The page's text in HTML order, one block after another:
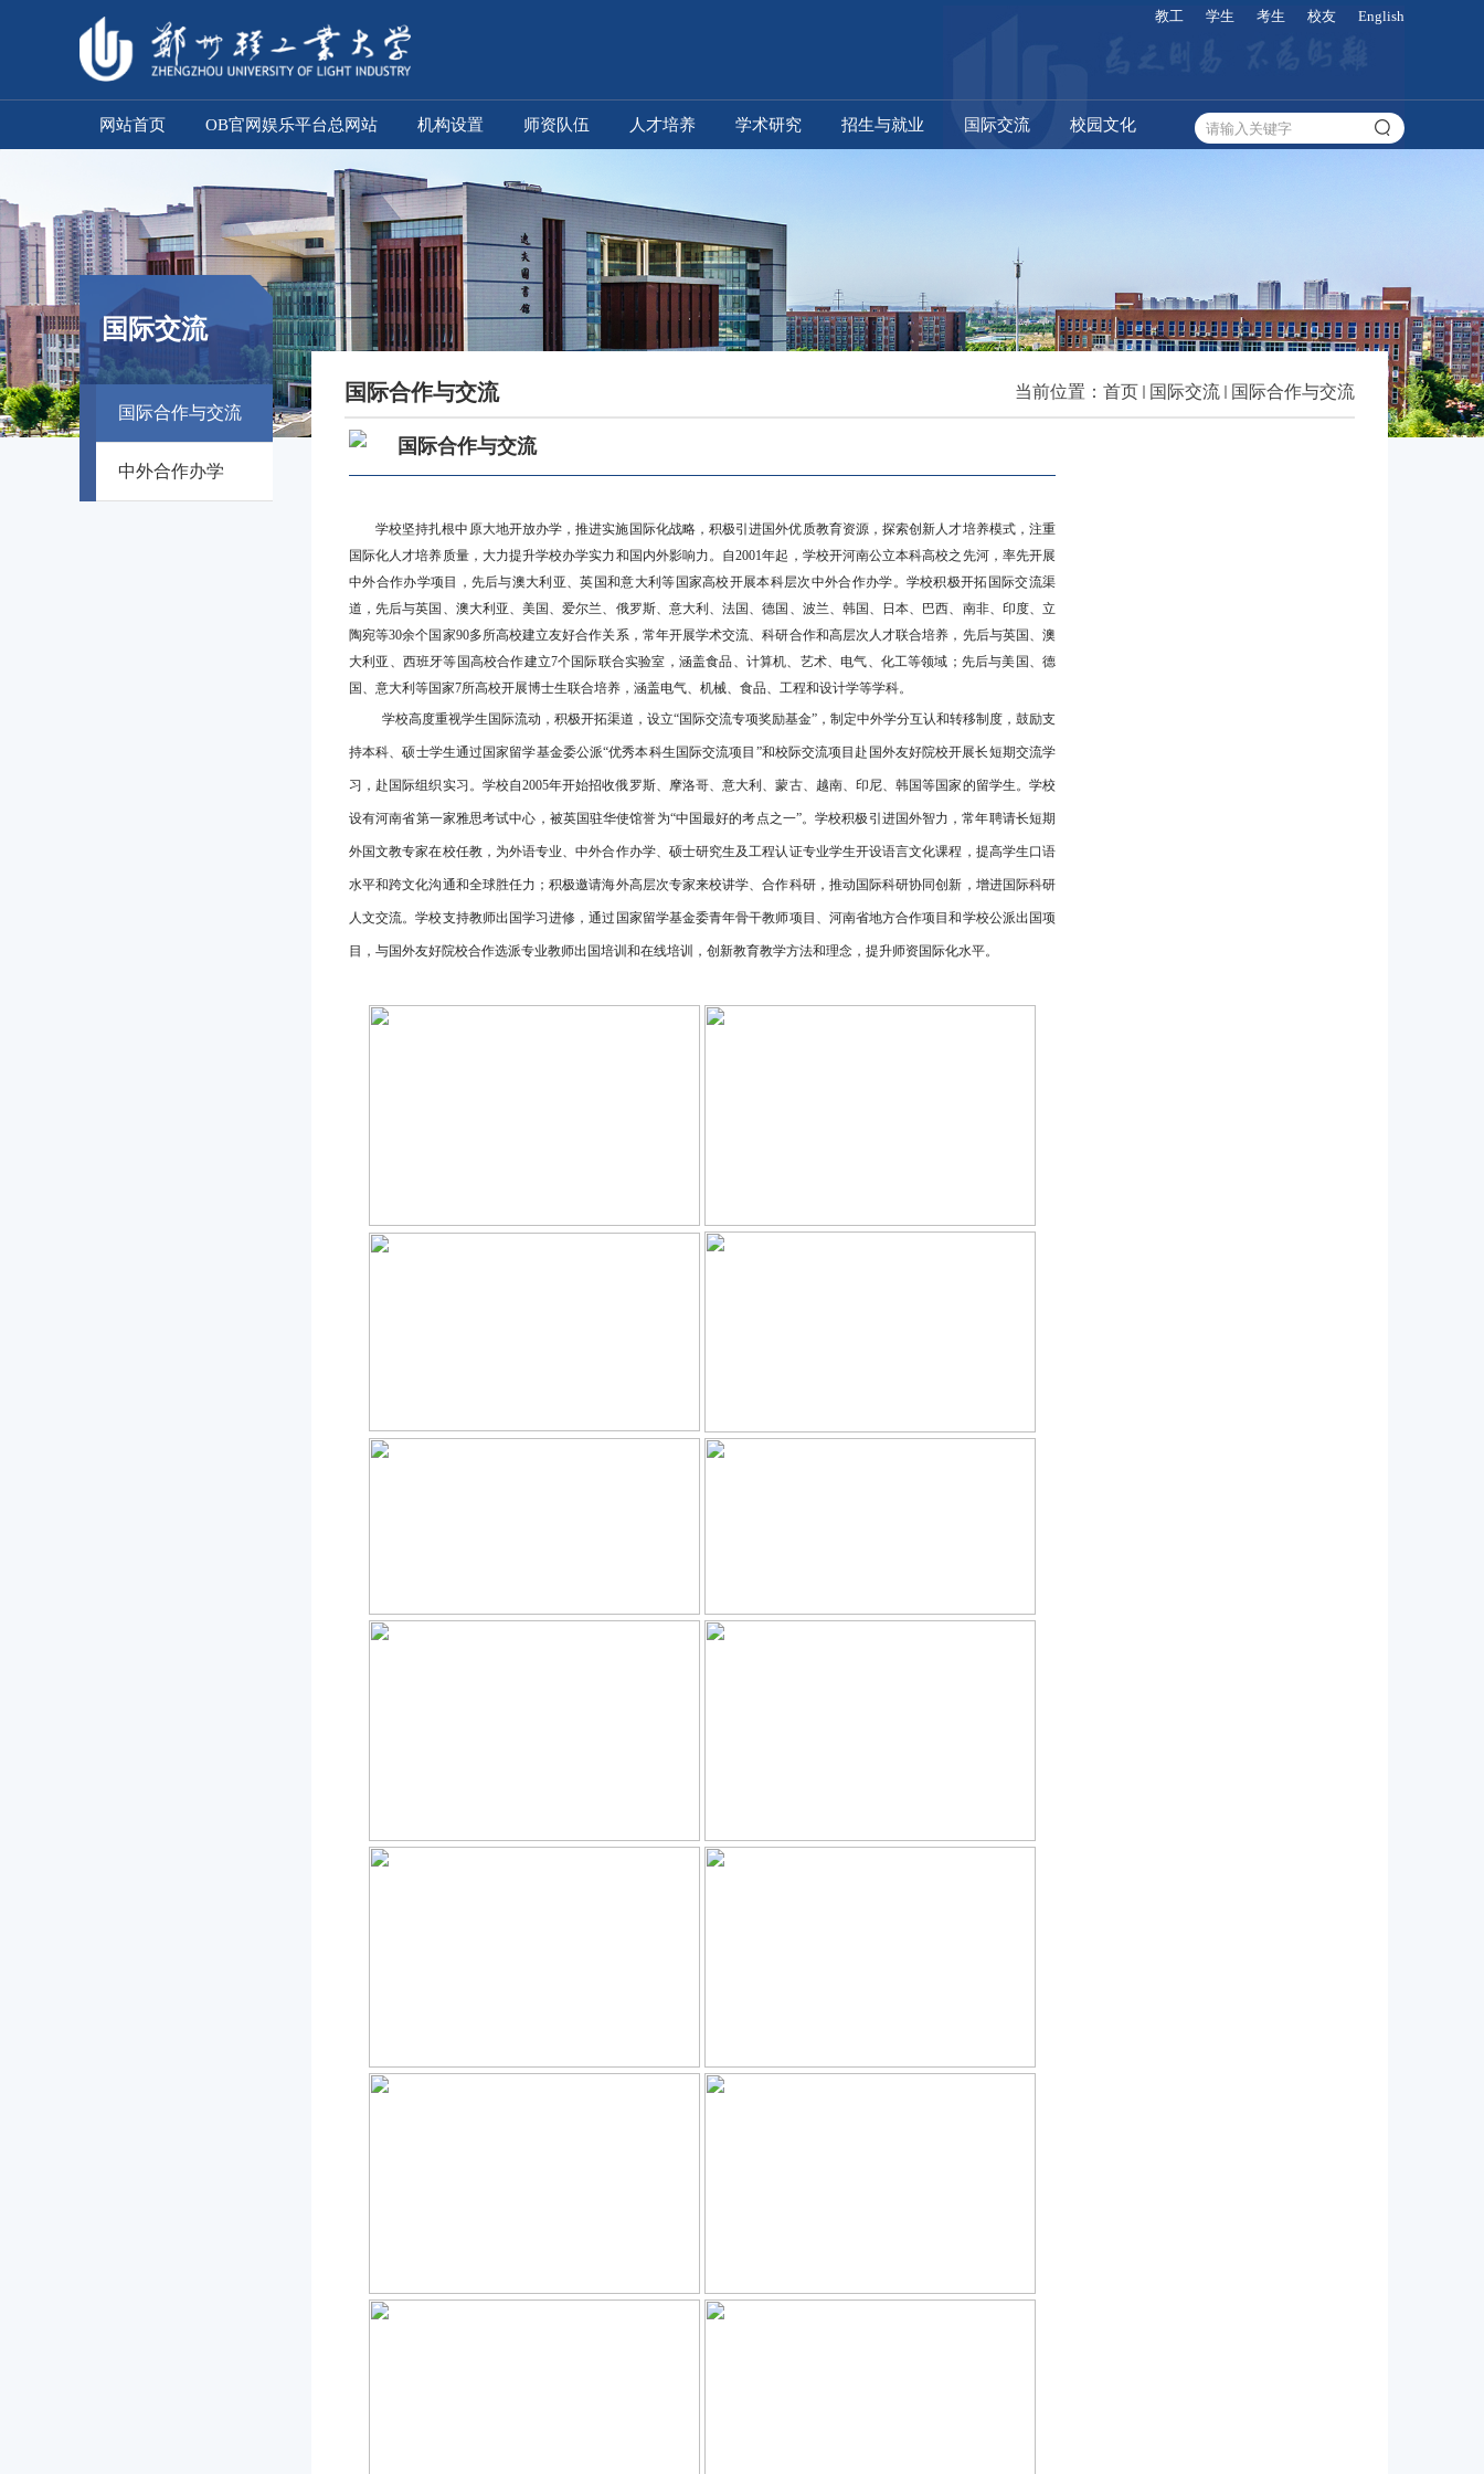
教工 学生 考生 校友 English
网站首页 OB官网娱乐平台总网站 机构设置 师资队伍 人才培养 学术研究 招生与就业 国际交流 校园文化
国际交流
国际合作与交流
中外合作办学
国际合作与交流 当前位置： 首页 国际交流 国际合作与交流
国际合作与交流
学校坚持扎根中原大地开放办学，推进实施国际化战略，积极引进国外优质教育资源，探索创新人才培养模式，注重
国际化人才培养质量，大力提升学校办学实力和国内外影响力。自2001年起，学校开河南公立本科高校之先河，率先开展
中外合作办学项目，先后与澳大利亚、英国和意大利等国家高校开展本科层次中外合作办学。学校积极开拓国际交流渠
道，先后与英国、澳大利亚、美国、爱尔兰、俄罗斯、意大利、法国、德国、波兰、韩国、日本、巴西、南非、印度、立
陶宛等30余个国家90多所高校建立友好合作关系，常年开展学术交流、科研合作和高层次人才联合培养，先后与英国、澳
大利亚、西班牙等国高校合作建立7个国际联合实验室，涵盖食品、计算机、艺术、电气、化工等领域；先后与美国、德
国、意大利等国家7所高校开展博士生联合培养，涵盖电气、机械、食品、工程和设计学等学科。
学校高度重视学生国际流动，积极开拓渠道，设立“国际交流专项奖励基金”，制定中外学分互认和转移制度，鼓励支
持本科、硕士学生通过国家留学基金委公派“优秀本科生国际交流项目”和校际交流项目赴国外友好院校开展长短期交流学
习，赴国际组织实习。学校自2005年开始招收俄罗斯、摩洛哥、意大利、蒙古、越南、印尼、韩国等国家的留学生。学校
设有河南省第一家雅思考试中心，被英国驻华使馆誉为“中国最好的考点之一”。学校积极引进国外智力，常年聘请长短期
外国文教专家在校任教，为外语专业、中外合作办学、硕士研究生及工程认证专业学生开设语言文化课程，提高学生口语
水平和跨文化沟通和全球胜任力；积极邀请海外高层次专家来校讲学、合作科研，推动国际科研协同创新，增进国际科研
人文交流。学校支持教师出国学习进修，通过国家留学基金委青年骨干教师项目、河南省地方合作项目和学校公派出国项
目，与国外友好院校合作选派专业教师出国培训和在线培训，创新教育教学方法和理念，提升师资国际化水平。